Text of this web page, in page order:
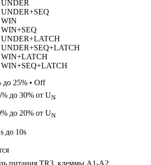
UNDER
UNDER+SEQ
WIN
WIN+SEQ
UNDER+LATCH
UNDER+SEQ+LATCH
WIN+LATCH
WIN+SEQ+LATCH
до 25% • Off
до 30% от UN
до 20% от UN
до 10s
питания TR3, клеммы A1-A2